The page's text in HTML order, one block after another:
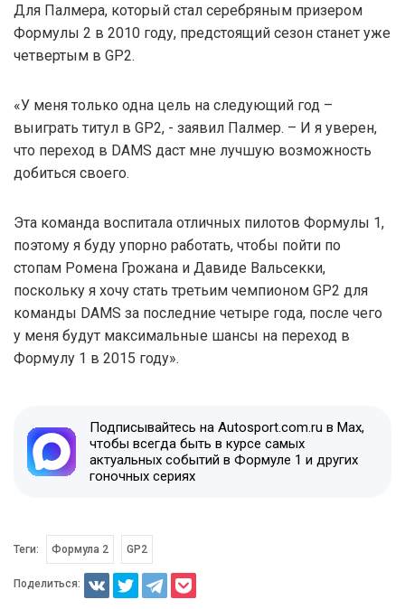
Для Палмера, который стал серебряным призером
Формулы 2 в 2010 году, предстоящий сезон станет уже
четвертым в GP2.
«У меня только одна цель на следующий год –
выиграть титул в GP2, - заявил Палмер. – И я уверен,
что переход в DAMS даст мне лучшую возможность
добиться своего.
Эта команда воспитала отличных пилотов Формулы 1,
поэтому я буду упорно работать, чтобы пойти по
стопам Ромена Грожана и Давиде Вальсекки,
поскольку я хочу стать третьим чемпионом GP2 для
команды DAMS за последние четыре года, после чего
у меня будут максимальные шансы на переход в
Формулу 1 в 2015 году».
Подписывайтесь на Autosport.com.ru в Max,
чтобы всегда быть в курсе самых
актуальных событий в Формуле 1 и других
гоночных сериях
Теги: Формула 2 GP2
Поделиться: